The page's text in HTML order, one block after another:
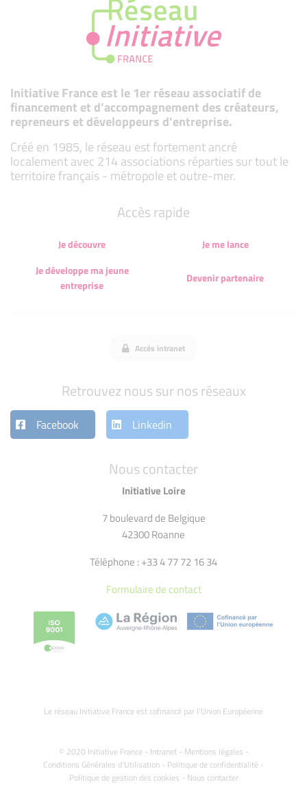
Initiative France est le 1er réseau associatif de
financement et d’accompagnement des créateurs,
repreneurs et développeurs d’entreprise.
Créé en 1985, le réseau est fortement ancré
localement avec 214 associations réparties sur tout le
territoire français - métropole et outre-mer.
Nous contacter
Initiative Loire
7 boulevard de Belgique
42300 Roanne
Téléphone : +33 4 77 72 16 34
Formulaire de contact
Le réseau Initiative France est cofinancé par l’Union Européenne
© 2020 Initiative France - Intranet- Mentions légales -
Conditions Générales d'Utilisation - Politique de confidentialité -
Politique de gestion des cookies - Nous contacter
Accès rapide
Je découvre
Je me lance
Je développe ma jeune
entreprise
Devenir partenaire
Accès intranet
Retrouvez nous sur nos réseaux
Facebook Linkedin